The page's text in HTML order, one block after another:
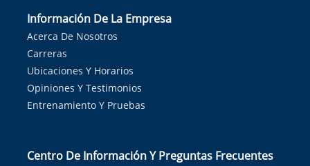
Información De La Empresa
Acerca De Nosotros
Carreras
Ubicaciones Y Horarios
Opiniones Y Testimonios
Entrenamiento Y Pruebas
Centro De Información Y Preguntas Frecuentes